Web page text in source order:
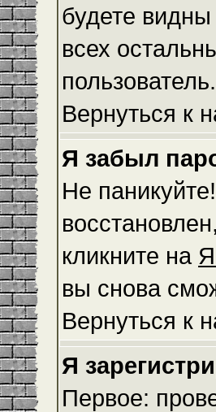
будете
всех
пользователь.
Вернуться к
Я забыл
Не
кликните на
вы снова
Вернуться к
Я
Первое: